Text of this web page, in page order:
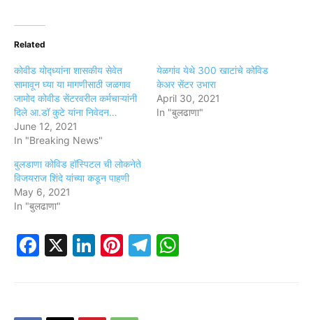
Related
कोवीड योद्ध्यांना शासकीय सेवेत
सामावून घ्या या मागणीसाठी जळगाव
जामोद कोवीड सेंटरवरील कर्मचाऱ्यांनी
दिले आ.डॉ कुटे यांना निवेदन…
June 12, 2021
In "Breaking News"
येळगांव येथे 300 खाटांचे कोविड
केअर सेंटर उभारा
April 30, 2021
In "बुलढाणा"
बुलडाणा कोविड हॉस्पिटल ची लोकनेते
विजयराज शिंदे यांच्या कडून पाहणी
May 6, 2021
In "बुलढाणा"
Facebook
X LinkedIn
Pinterest
Telegram